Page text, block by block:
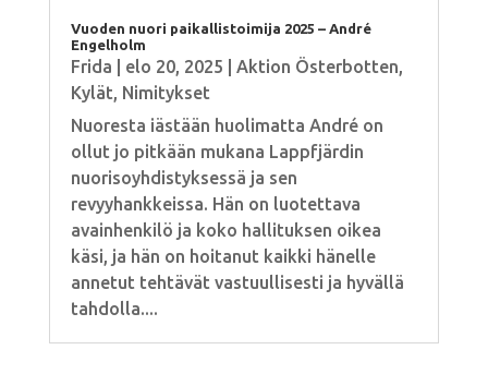
Vuoden nuori paikallistoimija 2025 – André
Engelholm
Frida elo 20, 2025 Aktion Österbotten
Kylät Nimitykset
Nuoresta iästään huolimatta André on
ollut jo pitkään mukana Lappfjärdin
nuorisoyhdistyksessä ja sen
revyyhankkeissa. Hän on luotettava
avainhenkilö ja koko hallituksen oikea
käsi, ja hän on hoitanut kaikki hänelle
annetut tehtävät vastuullisesti ja hyvällä
tahdolla....